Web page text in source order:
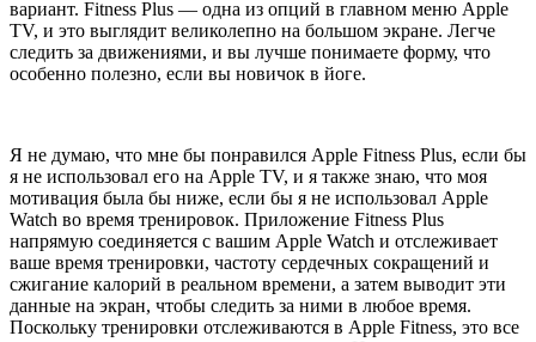
вариант. Fitness Plus — одна из опций в главном меню Apple
TV, и это выглядит великолепно на большом экране. Легче
следить за движениями, и вы лучше понимаете форму, что
особенно полезно, если вы новичок в йоге.
Я не думаю, что мне бы понравился Apple Fitness Plus, если бы
я не использовал его на Apple TV, и я также знаю, что моя
мотивация была бы ниже, если бы я не использовал Apple
Watch во время тренировок. Приложение Fitness Plus
напрямую соединяется с вашим Apple Watch и отслеживает
ваше время тренировки, частоту сердечных сокращений и
сжигание калорий в реальном времени, а затем выводит эти
данные на экран, чтобы следить за ними в любое время.
Поскольку тренировки отслеживаются в Apple Fitness, это все